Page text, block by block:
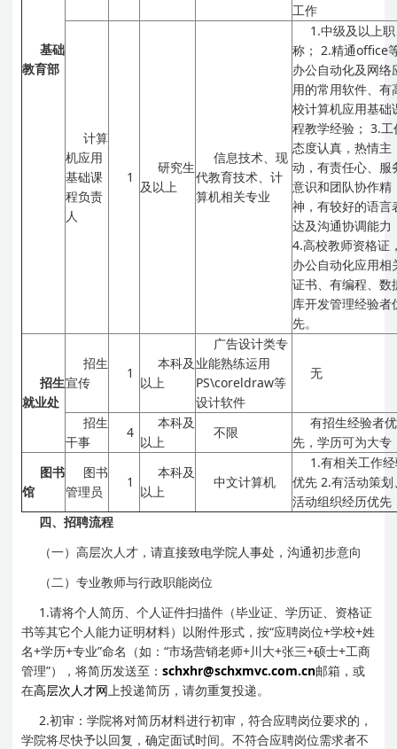
基础
教育部
工作
计算
机应用
基础课
程负责
人
1
研究生
及以上
信息技术、现
代教育技术、计
算机相关专业
1.中级及以上职
称； 2.精通office
办公自动化及网络
用的常用软件、有
校计算机应用基础
程教学经验； 3.工
态度认真，热情主
动，有责任心、服
意识和团队协作精
神，有较好的语言
达及沟通协调能力
4.高校教师资格证
办公自动化应用相
证书、有编程、数
库开发管理经验者
先。
招生
就业处
招生
宣传
1
本科及
以上
广告设计类专
业能熟练运用
PS\coreldraw等
设计软件
无
招生
干事
4
本科及
以上
不限
有招生经验者优
先，学历可为大专
图书
馆
图书
管理员
1
本科及
以上
中文计算机
1.有相关工作
优先 2.有活动策划
活动组织经历优先
四、招聘流程
（一）高层次人才，请直接致电学院人事处，沟通初步意向
（二）专业教师与行政职能岗位
1.请将个人简历、个人证件扫描件（毕业证、学历证、资格证
书等其它个人能力证明材料）以附件形式，按“应聘岗位+学校+姓
名+学历+专业”命名（如：“市场营销老师+川大+张三+硕士+工商
管理”），将简历发送至：schxhr@schxmvc.com.cn邮箱，或
在高层次人才网 上投递简历，请勿重复投递。
2.初审：学院将对简历材料进行初审，符合应聘岗位要求的，
学院将尽快予以回复，确定面试时间。不符合应聘岗位需求者不